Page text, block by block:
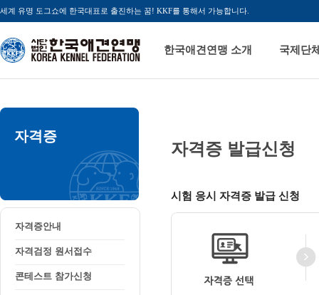
세계 유명 도그쇼에 한국대표로 출진하는 꿈! KKF를 통해서 가능합니다.
한국애견연맹 소개 국제단
자격증
자격증안내
자격검정 원서접수
콘테스트 참가신청
자격증 발급신청
시험 응시 자격증 발급 신청